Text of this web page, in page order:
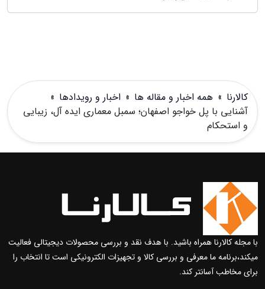
کالارنا » همه اخبار و مقاله ها » اخبار و رویدادها »
آشنایی با پل خواجو اصفهان؛ سمبل معماری ایده آل، زیبایی
و استحکام
با مجله کالارنا همراه باشید. با هدف نقد و بررسی محصولات دیجیتالی فعالیت
میکند،برنامه ما معرفی و بررسی کالا و تجهیزات الکترونیکی است تا انتخاب را
برای مخاطب آسانتر کند.